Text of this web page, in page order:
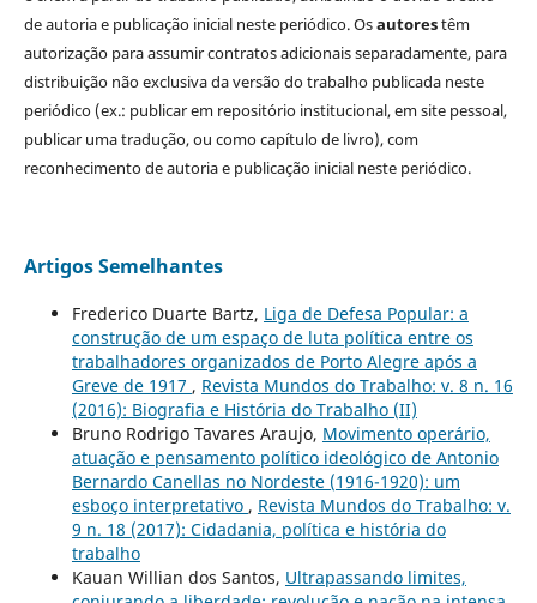
de autoria e publicação inicial neste periódico. Osautorestêm
autorização para assumir contratos adicionais separadamente, para
distribuição não exclusiva da versão do trabalho publicada neste
periódico (ex.: publicar em repositório institucional, em site pessoal,
publicar uma tradução, ou como capítulo de livro), com
reconhecimento de autoria e publicação inicial neste periódico.
Artigos Semelhantes
Frederico Duarte Bartz, Liga de Defesa Popular: a
construção de um espaço de luta política entre os
trabalhadores organizados de Porto Alegre após a
Greve de 1917 , Revista Mundos do Trabalho: v. 8 n. 16
(2016): Biografia e História do Trabalho (II)
Bruno Rodrigo Tavares Araujo, Movimento operário,
atuação e pensamento político ideológico de Antonio
Bernardo Canellas no Nordeste (1916-1920): um
esboço interpretativo , Revista Mundos do Trabalho: v.
9 n. 18 (2017): Cidadania, política e história do
trabalho
Kauan Willian dos Santos, Ultrapassando limites,